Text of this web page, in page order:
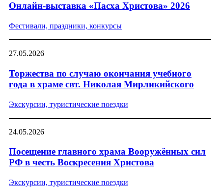
Онлайн-выставка «Пасха Христова» 2026
Фестивали, праздники, конкурсы
27.05.2026
Торжества по случаю окончания учебного
года в храме свт. Николая Мирликийского
Экскурсии, туристические поездки
24.05.2026
Посещение главного храма Вооружённых сил
РФ в честь Воскресения Христова
Экскурсии, туристические поездки